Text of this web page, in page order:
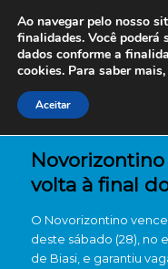
volta à final
O Novorizontino
deste sábado (28), no
de Biasi, e garantiu
Ao navegar pelo nosso
finalidades. Você poderá
dados conforme a
cookies. Para saber mais,
Aceitar